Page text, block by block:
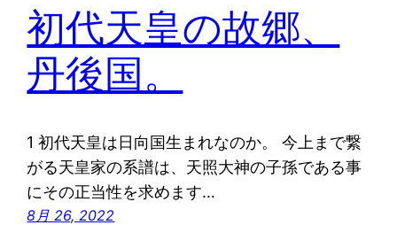
初代天皇の故郷、
丹後国。
1 初代天皇は日向国生まれなのか。 今上まで繋
がる天皇家の系譜は、天照大神の子孫である事
にその正当性を求めます…
8月 26, 2022